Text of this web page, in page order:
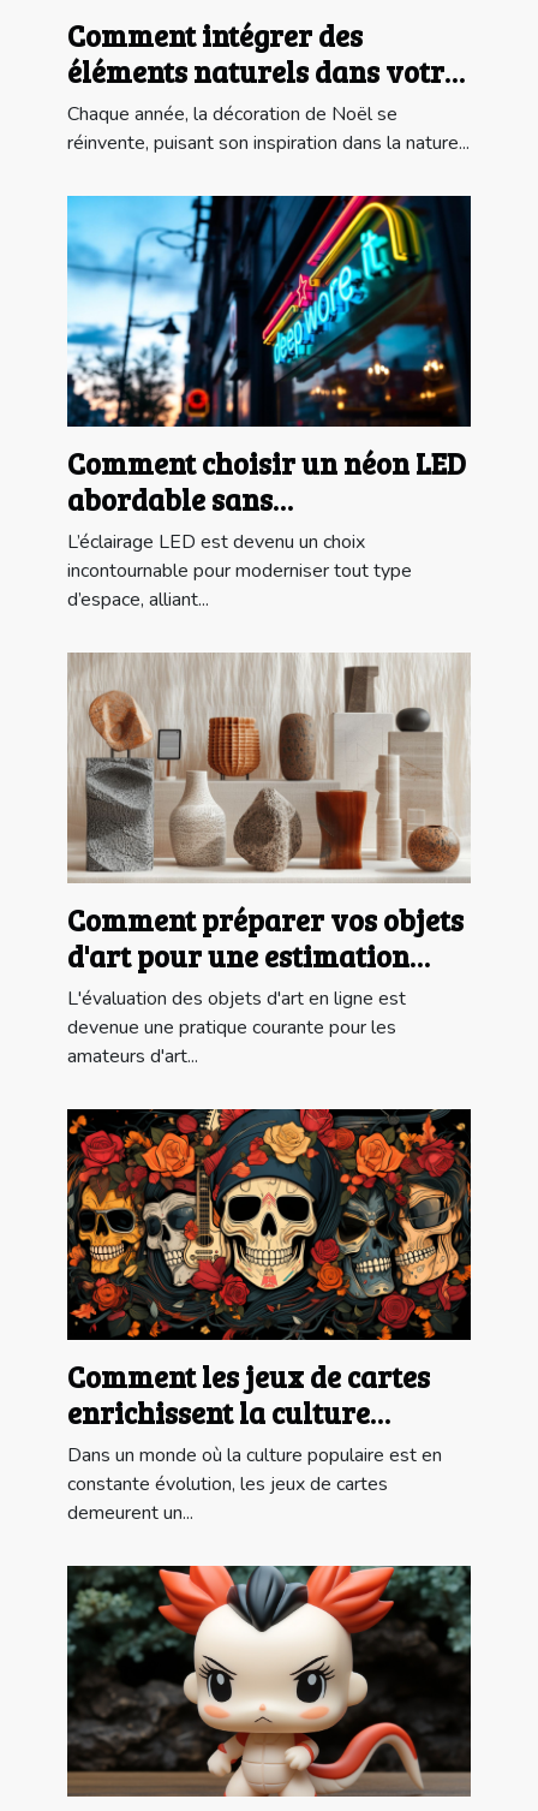
Comment intégrer des
éléments naturels dans votre
déco de Noël ?
Chaque année, la décoration de Noël se
réinvente, puisant son inspiration dans la nature...
Comment choisir un néon LED
abordable sans
compromettre la qualité?
L’éclairage LED est devenu un choix
incontournable pour moderniser tout type
d’espace, alliant...
Comment préparer vos objets
d'art pour une estimation
gratuite en ligne ?
L'évaluation des objets d'art en ligne est
devenue une pratique courante pour les
amateurs d'art...
Comment les jeux de cartes
enrichissent la culture
populaire moderne
Dans un monde où la culture populaire est en
constante évolution, les jeux de cartes
demeurent un...